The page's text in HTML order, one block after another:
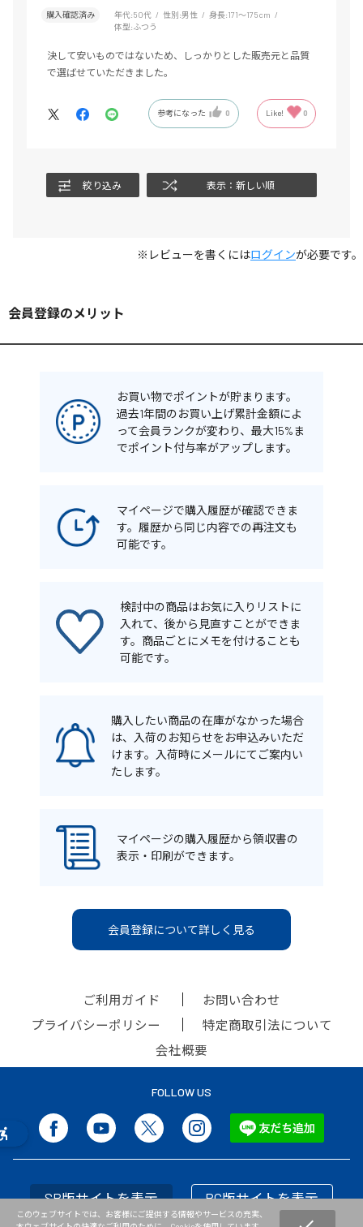
購入確認済み 年代:50代 性別:男性 身長:171～175cm
体型:ふつう
決して安いものではないため、しっかりとした販売元と品質
で選ばせていただきました。
参考になった 0 Like! 0
絞り込み 表示：新しい順
※レビューを書くにはログインが必要です。
会員登録のメリット
お買い物でポイントが貯まります。
過去1年間のお買い上げ累計金額によ
って会員ランクが変わり、最大15%ま
でポイント付与率がアップします。
マイページで購入履歴が確認できま
す。履歴から同じ内容での再注文も
可能です。
検討中の商品はお気に入りリストに
入れて、後から見直すことができま
す。商品ごとにメモを付けることも
可能です。
購入したい商品の在庫がなかった場合
は、入荷のお知らせをお申込みいただ
けます。入荷時にメールにてご案内い
たします。
マイページの購入履歴から領収書の
表示・印刷ができます。
会員登録について詳しく見る
ご利用ガイド
お問い合わせ
プライバシーポリシー
特定商取引法について
会社概要
FOLLOW US
SP版サイトを表示 PC版サイトを表示
このウェブサイトでは、お客様にご提供する情報やサービスの充実、